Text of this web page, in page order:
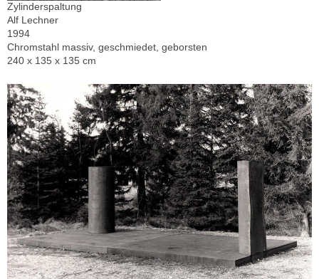
Zylinderspaltung
Alf Lechner
1994
Chromstahl massiv, geschmiedet, geborsten
240 x 135 x 135 cm